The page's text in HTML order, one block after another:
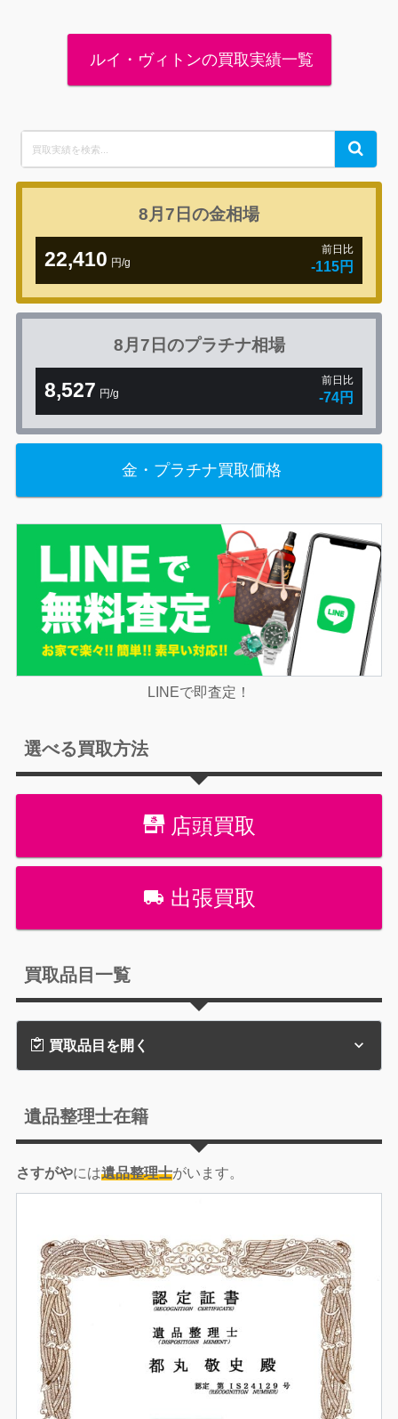
ルイ・ヴィトンの買取実績一覧
for:
Search
8月7日の金相場
22,410 円/g
前日比
-115円
8月7日のプラチナ相場
8,527 円/g
前日比
-74円
金・プラチナ買取価格
LINEで即査定！
選べる買取方法
店頭買取
出張買取
買取品目一覧
買取品目を開く
遺品整理士在籍
さすがやには遺品整理士がいます。